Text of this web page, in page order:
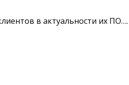
в актуальности их ПО….